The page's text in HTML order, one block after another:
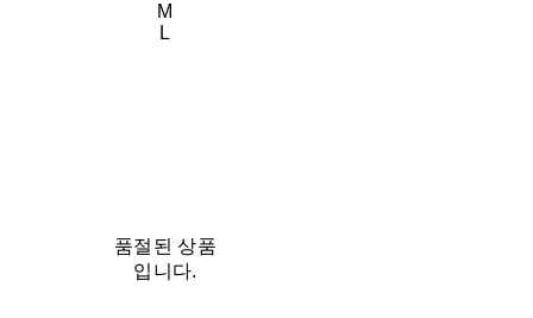
M
L
품절된 상품
입니다.